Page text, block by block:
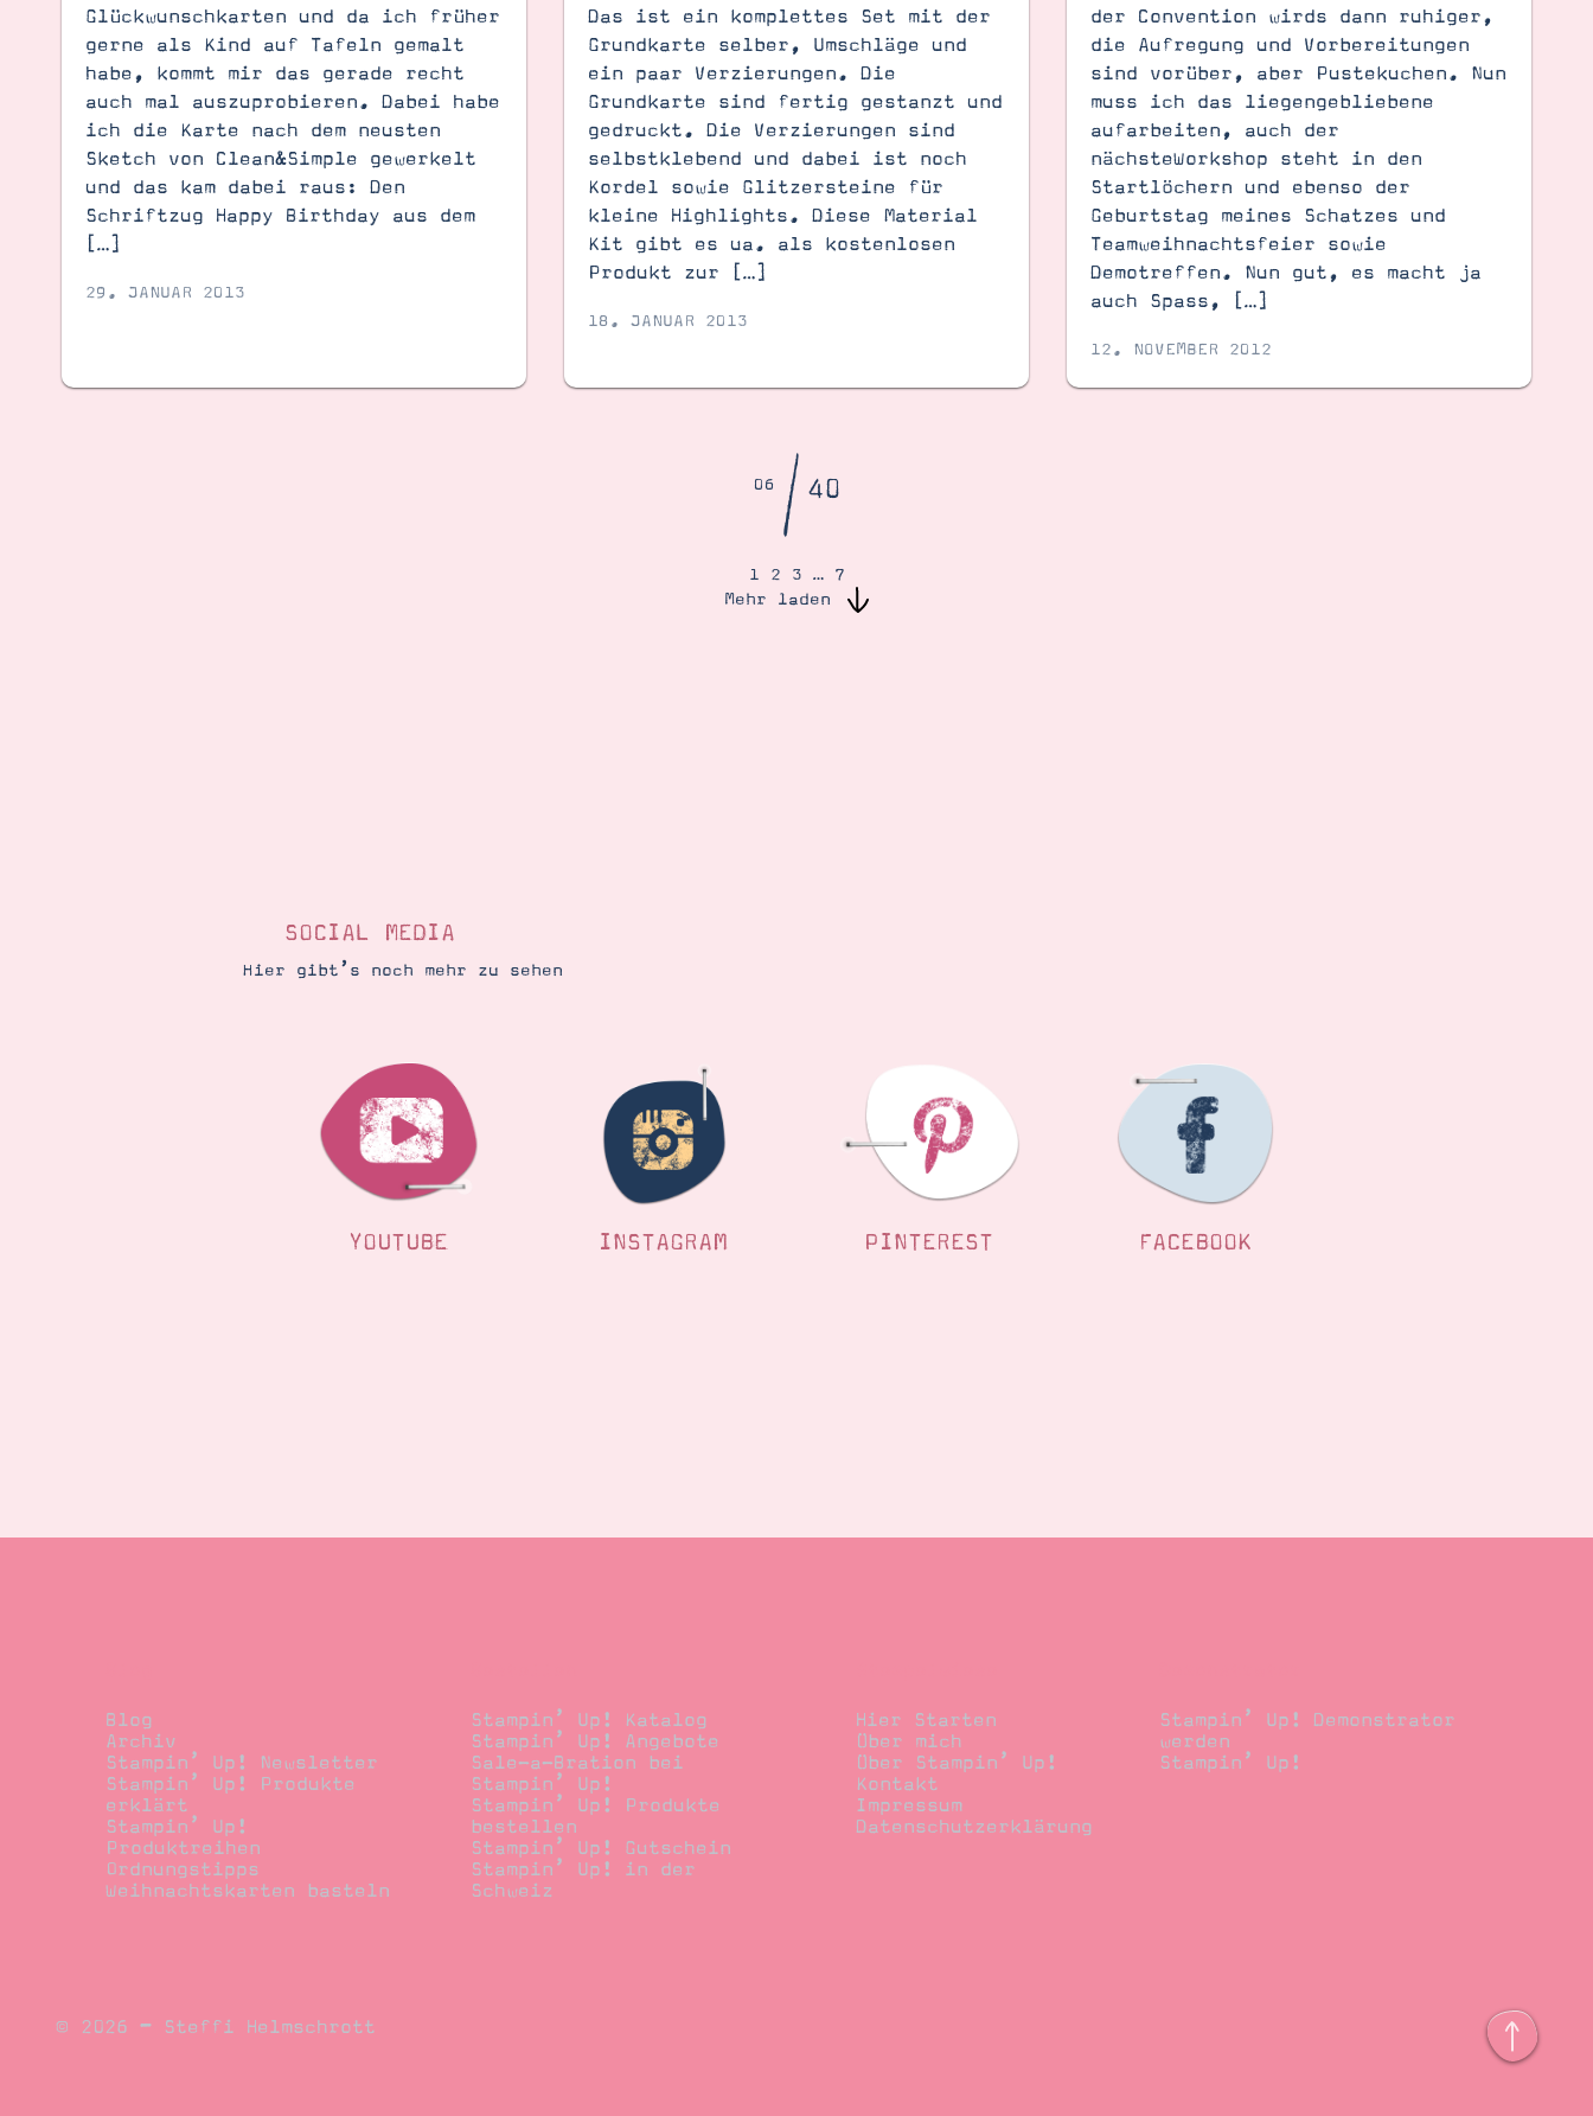
Glückwunschkarten und da ich früher
gerne als Kind auf Tafeln gemalt
habe, kommt mir das gerade recht
auch mal auszuprobieren. Dabei habe
ich die Karte nach dem neusten
Sketch von Clean&Simple gewerkelt
und das kam dabei raus: Den
Schriftzug Happy Birthday aus dem
[…]
29. JANUAR 2013
Das ist ein komplettes Set mit der
Grundkarte selber, Umschläge und
ein paar Verzierungen. Die
Grundkarte sind fertig gestanzt und
gedruckt. Die Verzierungen sind
selbstklebend und dabei ist noch
Kordel sowie Glitzersteine für
kleine Highlights. Diese Material
Kit gibt es ua. als kostenlosen
Produkt zur […]
18. JANUAR 2013
der Convention wirds dann ruhiger,
die Aufregung und Vorbereitungen
sind vorüber, aber Pustekuchen. Nun
muss ich das liegengebliebene
aufarbeiten, auch der
nächsteWorkshop steht in den
Startlöchern und ebenso der
Geburtstag meines Schatzes und
Teamweihnachtsfeier sowie
Demotreffen. Nun gut, es macht ja
auch Spass, […]
12. NOVEMBER 2012
06/40
1 2 3 …
7
Mehr laden
SOCIAL MEDIA
Hier gibt’s noch mehr zu sehen
YOUTUBE INSTAGRAM PINTEREST FACEBOOK
Blog
Archiv
Stampin’ Up! Newsletter
Stampin’ Up! Produkte
erklärt
Stampin’ Up!
Produktreihen
Ordnungstipps
Weihnachtskarten basteln
Stampin’ Up! Katalog
Stampin’ Up! Angebote
Sale-a-Bration bei
Stampin’ Up!
Stampin’ Up! Produkte
bestellen
Stampin’ Up! Gutschein
Stampin’ Up! in der
Schweiz
Hier Starten
Über mich
Über Stampin’ Up!
Kontakt
Impressum
Datenschutzerklärung
Stampin’ Up! Demonstrator
werden
Stampin’ Up!
© 2026 – Steffi Helmschrott